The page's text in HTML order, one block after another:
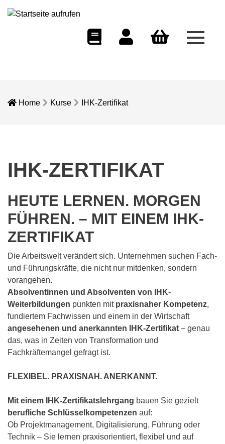
Menü
Home Kurse IHK-Zertifikat
IHK-ZERTIFIKAT
HEUTE LERNEN. MORGEN
FÜHREN. – MIT EINEM IHK-
ZERTIFIKAT
Die Arbeitswelt verändert sich. Unternehmen suchen Fach-
und Führungskräfte, die nicht nur mitdenken, sondern
vorangehen.
Absolventinnen und Absolventen von IHK-
Weiterbildungen punkten mit praxisnaher Kompetenz,
fundiertem Fachwissen und einem in der Wirtschaft
angesehenen und anerkannten IHK-Zertifikat – genau
das, was in Zeiten von Transformation und
Fachkräftemangel gefragt ist.
FLEXIBEL. PRAXISNAH. ANERKANNT.
Mit einem IHK-Zertifikatslehrgang bauen Sie gezielt
berufliche Schlüsselkompetenzen auf:
Ob Projektmanagement, Digitalisierung, Führung oder
Technik – Sie lernen praxisorientiert, flexibel und auf